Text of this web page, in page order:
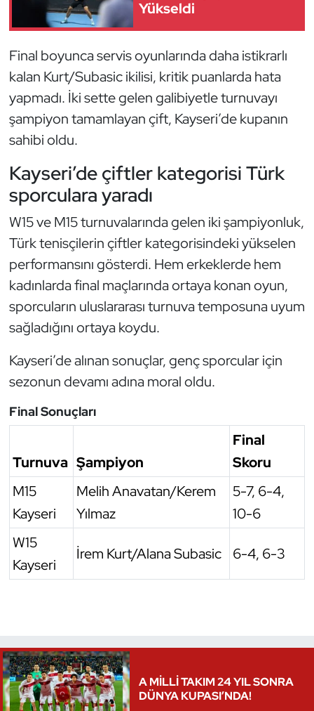
Yükseldi
Final boyunca servis oyunlarında daha istikrarlı
kalan Kurt/Subasic ikilisi, kritik puanlarda hata
yapmadı. İki sette gelen galibiyetle turnuvayı
şampiyon tamamlayan çift, Kayseri’de kupanın
sahibi oldu.
Kayseri’de çiftler kategorisi Türk
sporculara yaradı
W15 ve M15 turnuvalarında gelen iki şampiyonluk,
Türk tenisçilerin çiftler kategorisindeki yükselen
performansını gösterdi. Hem erkeklerde hem
kadınlarda final maçlarında ortaya konan oyun,
sporcuların uluslararası turnuva temposuna uyum
sağladığını ortaya koydu.
Kayseri’de alınan sonuçlar, genç sporcular için
sezonun devamı adına moral oldu.
Final Sonuçları
Turnuva Şampiyon
Final
Skoru
M15
Kayseri
Melih Anavatan/Kerem
Yılmaz
5-7, 6-4,
10-6
W15
Kayseri
İrem Kurt/Alana Subasic 6-4, 6-3
A MİLLİ TAKIM 24 YIL SONRA
DÜNYA KUPASI’NDA!
Karate
Kayak
Kempo
Kick Boks
Kürek
Masa Tenisi
Modern Pentatlon
Motor Sporları
Muay Thai
Optimist
Oryantiring
Paralimpik
Ragbi
Satranç
Tekvando
Tenis